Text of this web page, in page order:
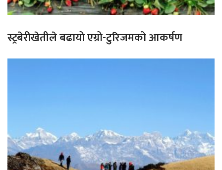
स्ट्रबेरीखेतीले बढायो एग्रो-टुरिजमको आकर्षण